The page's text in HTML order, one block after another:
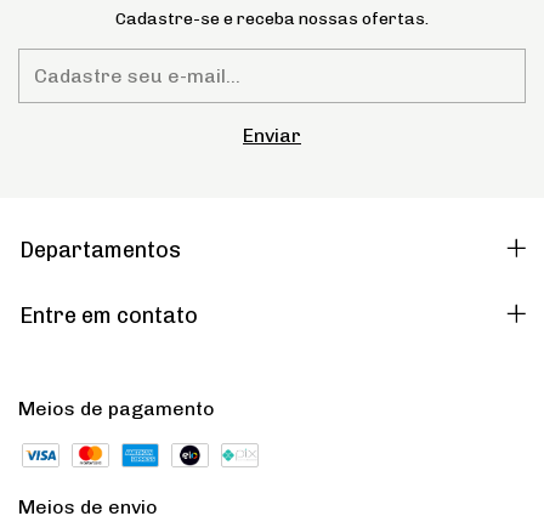
Cadastre-se e receba nossas ofertas.
Departamentos
Entre em contato
Meios de pagamento
Meios de envio